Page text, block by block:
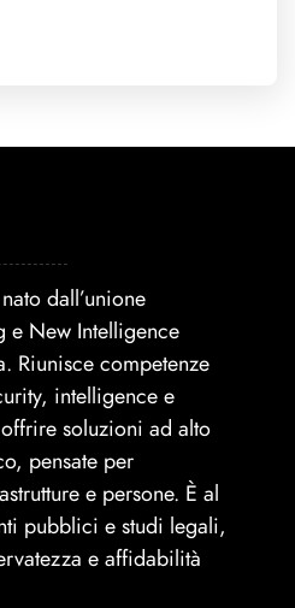
dall’unione
e New Intelligence
Riunisce competenze
intelligence e
soluzioni ad alto
pensate per
e persone. È al
pubblici e studi legali,
e affidabilità